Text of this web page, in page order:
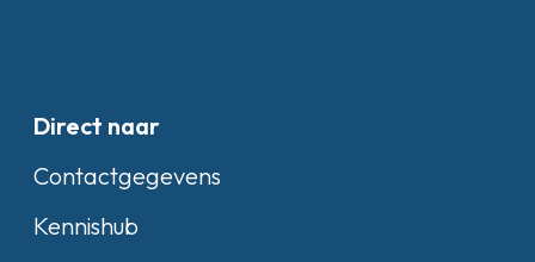
Direct naar
Contactgegevens
Kennishub